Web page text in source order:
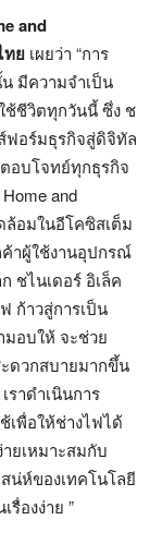
and
ทย เผยว่า “การ
มีความจำเป็น
ช้ชีวิตทุกวันนี้ ซึ่ง ช
ฟอร์มธุรกิจสู่ดิจิทัล
อบโจทย์ทุกธุรกิจ
and
ล้อมในอีโคซิสเต็ม
าผู้ใช้งานอุปกรณ์
ชไนเดอร์ อิเล็ค
ก้าวสู่การเป็น
มอบให้ จะช่วย
ดวกสบายมากขึ้น
าดำเนินการ
เพื่อให้ช่างไฟได้
ยเหมาะสมกับ
น่ห์ของเทคโนโลยี
รื่องง่าย ”